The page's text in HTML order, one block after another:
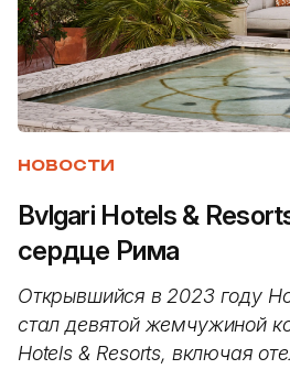
НОВОСТИ
Bvlgari Hotels &
сердце Рима
Открывшийся в 2023 году
стал девятой жемчужиной
Hotels & Resorts, включая